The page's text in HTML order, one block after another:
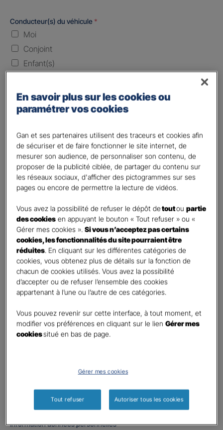
Conducteur(s) du véhicule *
Moi
Conjoint
Enfant(s)
Laissez vide ou indiquez la date envisagez
Vos informations :
Etes-vous déjà client Gan assurances ?*
Oui
Non
Civilité *
Madame
Monsieur
Contact*
First Last
Téléphone*
country
selected
E-mail*
Informations complémentaires (facultatif)
Information données personnelles*
En savoir plus sur les cookies ou
paramétrer vos cookies
Gan et ses partenaires utilisent des traceurs et cookies afin
de sécuriser et de faire fonctionner le site internet, de
mesurer son audience, de personnaliser son contenu, de
proposer de la publicité ciblée, de partager du contenu sur
les réseaux sociaux, d'afficher des pictogrammes sur ses
pages ou encore de permettre la lecture de vidéos.
Vous avez la possibilité de refuser le dépôt detoutoupartie
des cookies en appuyant le bouton « Tout refuser » ou «
Gérer mes cookies ».Si vous n’acceptez pas certains
cookies, les fonctionnalités du site pourraient être
réduites. En cliquant sur les différentes catégories de
cookies, vous obtenez plus de détails sur la fonction de
chacun de cookies utilisés. Vous avez la possibilité
d’accepter ou de refuser l’ensemble des cookies
appartenant à l’une ou l’autre de ces catégories.
Vous pouvez revenir sur cette interface, à tout moment, et
modifier vos préférences en cliquant sur le lienGérer mes
cookiessitué en bas de page.
Gérer mes cookies
Tout refuser Autoriser tous les cookies